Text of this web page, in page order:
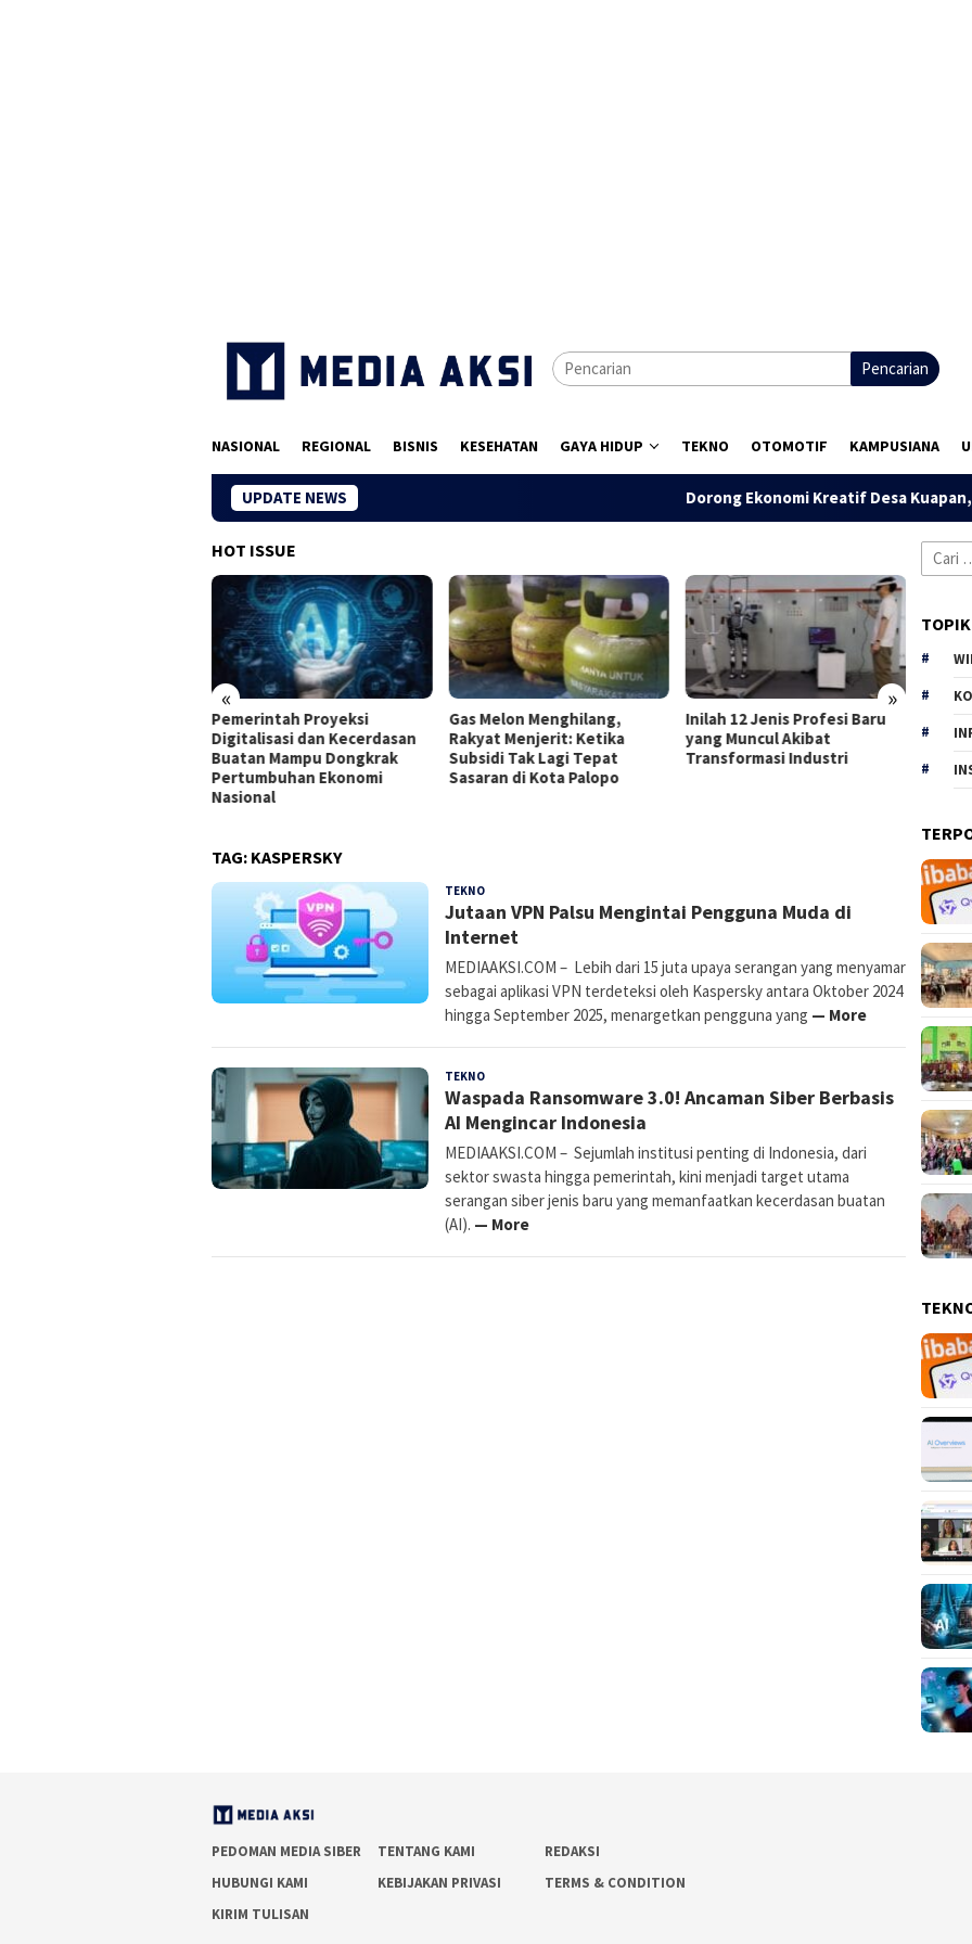
Pencarian
NASIONAL REGIONAL BISNIS KESEHATAN GAYA HIDUP TEKNO OTOMOTIF KAMPUSIANA
UPDATE NEWS Dorong Ekonomi Kreatif Desa Kuapan,
HOT ISSUE
« »
Pemerintah Proyeksi
Digitalisasi dan Kecerdasan
Buatan Mampu Dongkrak
Pertumbuhan Ekonomi
Nasional
Gas Melon Menghilang,
Rakyat Menjerit: Ketika
Subsidi Tak Lagi Tepat
Sasaran di Kota Palopo
Inilah 12 Jenis Profesi Baru
yang Muncul Akibat
Transformasi Industri
The
Baru
yang
TAG: KASPERSKY
TEKNO
Rahmania
Jutaan VPN Palsu Mengintai Pengguna Muda di
Internet
MEDIAAKSI.COM – Lebih dari 15 juta upaya serangan yang menyamar
sebagai aplikasi VPN terdeteksi oleh Kaspersky antara Oktober 2024
hingga September 2025, menargetkan pengguna yang — More
TEKNO
Rahmania
Waspada Ransomware 3.0! Ancaman Siber Berbasis
AI Mengincar Indonesia
MEDIAAKSI.COM – Sejumlah institusi penting di Indonesia, dari
sektor swasta hingga pemerintah, kini menjadi target utama
serangan siber jenis baru yang memanfaatkan kecerdasan buatan
(AI). — More
Cari
untuk:
PEDOMAN MEDIA SIBER TENTANG KAMI
REDAKSI
HUBUNGI KAMI
KEBIJAKAN PRIVASI
TERMS & CONDITION
KIRIM TULISAN